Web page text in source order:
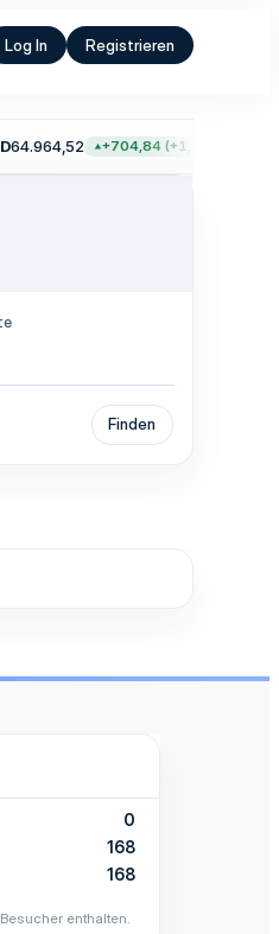
Log In Registrieren
64.964,52 +704,84 (+1,10 %)
Finden
0
168
168
enthalten.